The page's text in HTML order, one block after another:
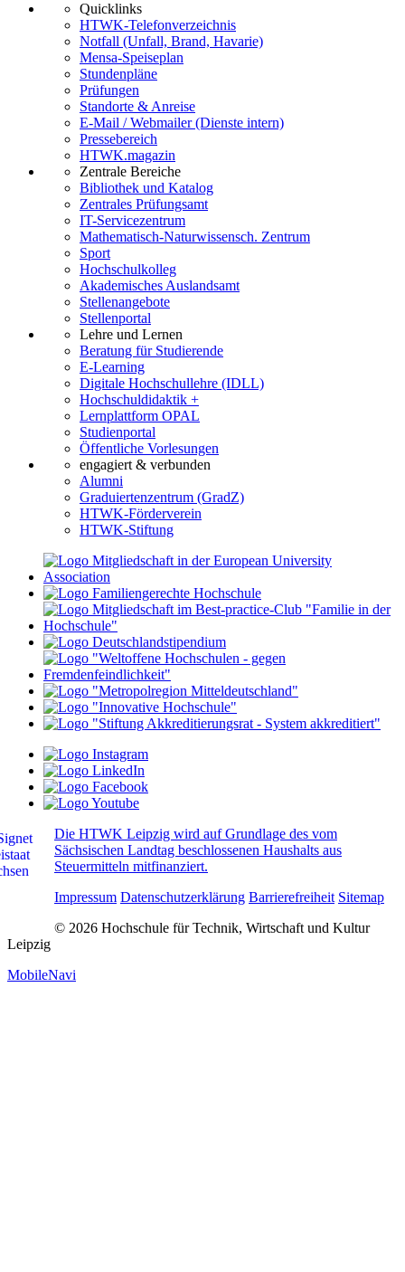
Quicklinks
HTWK-Telefonverzeichnis
Notfall (Unfall, Brand, Havarie)
Mensa-Speiseplan
Stundenpläne
Prüfungen
Standorte & Anreise
E-Mail / Webmailer (Dienste intern)
Pressebereich
HTWK.magazin
Zentrale Bereiche
Bibliothek und Katalog
Zentrales Prüfungsamt
IT-Servicezentrum
Mathematisch-Naturwissensch. Zentrum
Sport
Hochschulkolleg
Akademisches Auslandsamt
Stellenangebote
Stellenportal
Lehre und Lernen
Beratung für Studierende
E-Learning
Digitale Hochschullehre (IDLL)
Hochschuldidaktik +
Lernplattform OPAL
Studienportal
Öffentliche Vorlesungen
engagiert & verbunden
Alumni
Graduiertenzentrum (GradZ)
HTWK-Förderverein
HTWK-Stiftung
Die HTWK Leipzig wird auf Grundlage des vom
Sächsischen Landtag beschlossenen Haushalts aus
Steuermitteln mitfinanziert.
Impressum Datenschutzerklärung Barrierefreiheit Sitemap
© 2026 Hochschule für Technik, Wirtschaft und Kultur
Leipzig
MobileNavi